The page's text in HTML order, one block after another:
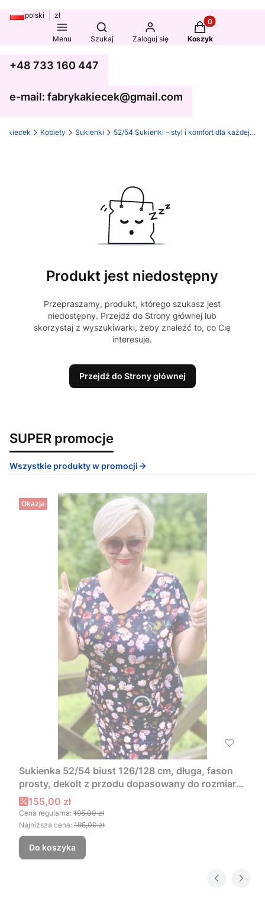
polski zł
Menu
Otwórz wyszukiwarkę
Szukaj Zaloguj się
Produkty w
Koszyk
+48 733 160 447
e-mail: fabrykakiecek@gmail.com
kiecek Kobiety Sukienki 52/54 Sukienki – styl i komfort dla każdej sylwetki
Produkt jest niedostępny
Przepraszamy, produkt, którego szukasz jest
niedostępny. Przejdź do Strony głównej lub
skorzystaj z wyszukiwarki, żeby znaleźć to, co Cię
interesuje.
Przejdź do Strony głównej
SUPER promocje
Wszystkie produkty w promocji
Okazja
Sukienka 52/54 biust 126/128 cm, długa, fason
prosty, dekolt z przodu dopasowany do rozmiaru,
DROBNA DZIKA RÓŻA
Cena promocyjna
155,00 zł
Cena regularna: 195,00 zł
Najniższa cena: 195,00 zł
Do koszyka